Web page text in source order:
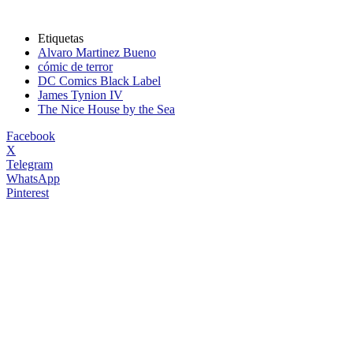
Etiquetas
Alvaro Martinez Bueno
cómic de terror
DC Comics Black Label
James Tynion IV
The Nice House by the Sea
Facebook
X
Telegram
WhatsApp
Pinterest